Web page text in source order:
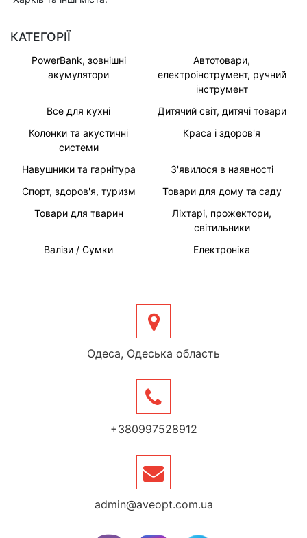
КАТЕГОРІЇ
PowerBank, зовнішні
акумулятори
Автотовари,
електроінструмент, ручний
інструмент
Все для кухні
Дитячий світ, дитячі товари
Колонки та акустичні
системи
Краса і здоров'я
Навушники та гарнітура
З'явилося в наявності
Спорт, здоров'я, туризм
Товари для дому та саду
Товари для тварин
Ліхтарі, прожектори,
світильники
Валізи / Сумки
Електроніка
Одеса, Одеська область
+380997528912
admin@aveopt.com.ua